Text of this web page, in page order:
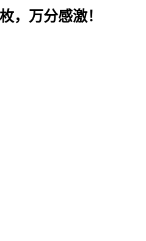
，万分感激！